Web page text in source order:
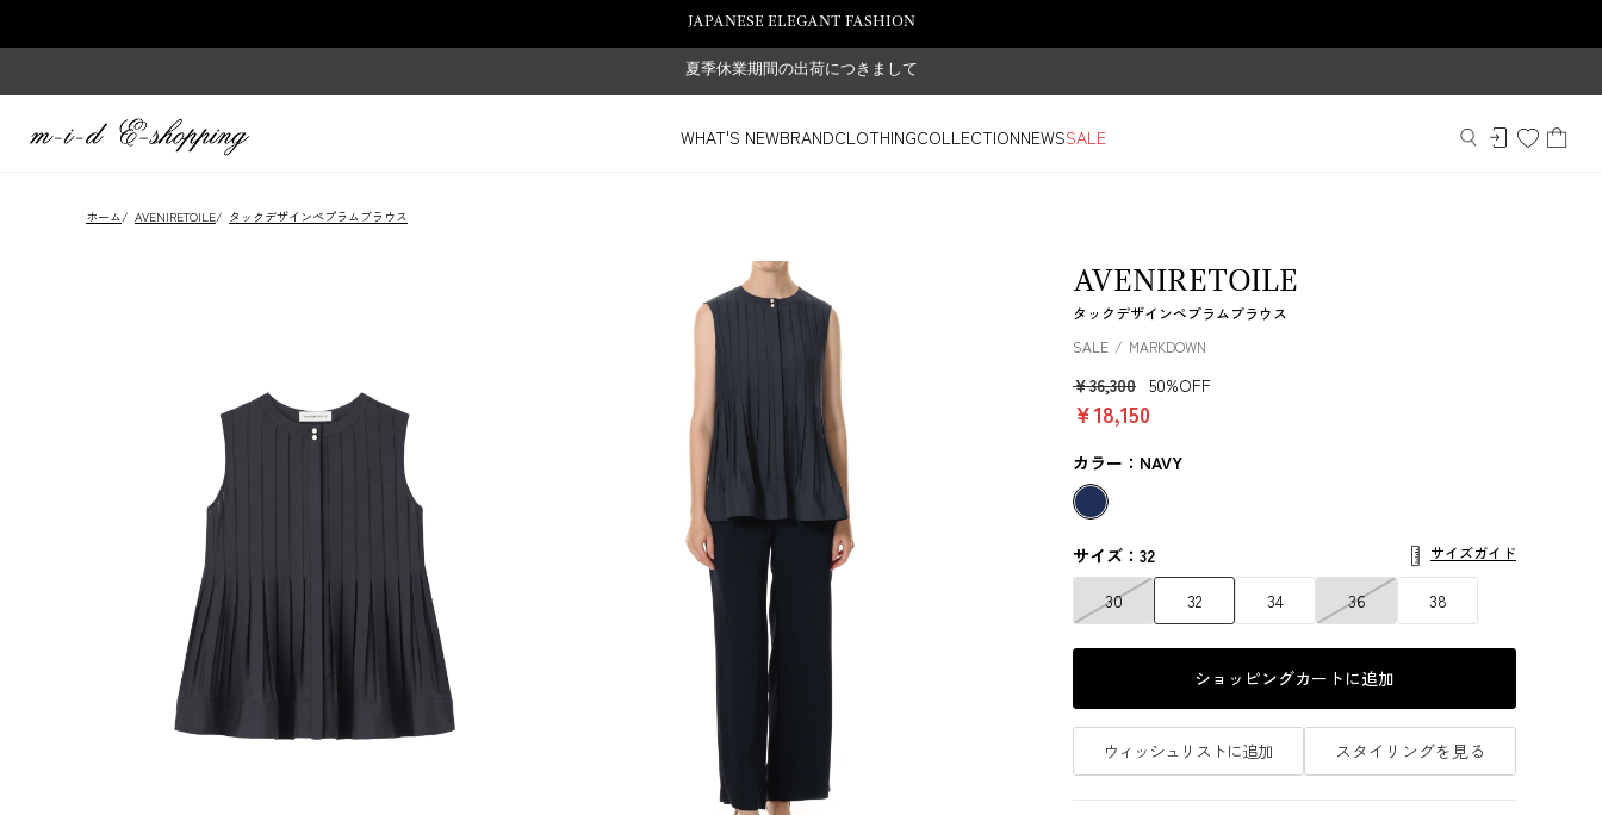
JAPANESE ELEGANT FASHION
夏季休業期間の出荷につきまして
WHAT'S NEWBRANDCLOTHINGCOLLECTIONNEWSSALE
ホーム/ AVENIRETOILE/ タックデザインペプラムブラウス
AVENIRETOILE
タックデザインペプラムブラウス
SALE
MARKDOWN
￥36,300 50%OFF
￥18,150
カラー：NAVY
サイズ：32 サイズガイド
30 32 34 36 38
ショッピングカートに追加
ウィッシュリストに追加 スタイリングを見る